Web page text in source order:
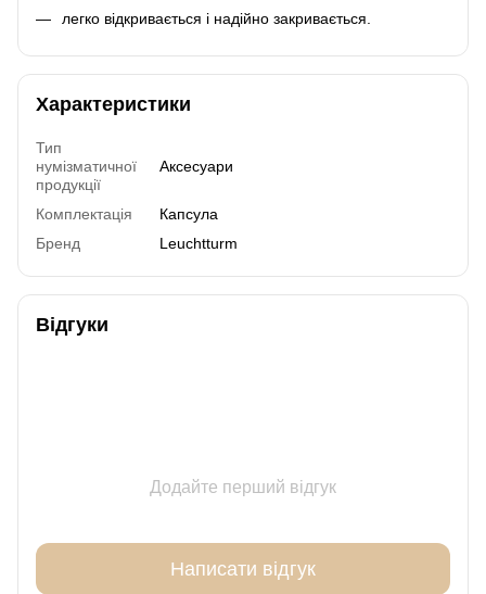
легко відкривається і надійно закривається.
Характеристики
Тип
нумізматичної
продукції
Аксесуари
Комплектація
Капсула
Бренд
Leuchtturm
Відгуки
Додайте перший відгук
Написати відгук